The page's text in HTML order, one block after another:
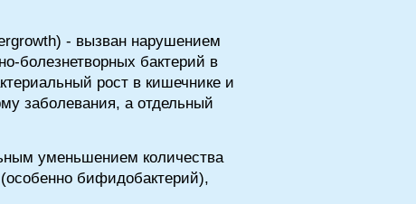
- вызван нарушением
болезнетворных бактерий в
рост в кишечнике и
заболевания, а отдельный
уменьшением количества
бифидобактерий),